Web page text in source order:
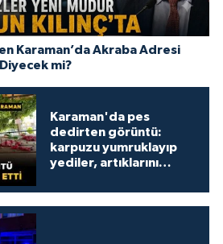
Karaman’da Akraba Adresi
mi?
Karaman'da pes
dedirten görüntü:
karpuzu yumruklayıp
yediler, artıklarını